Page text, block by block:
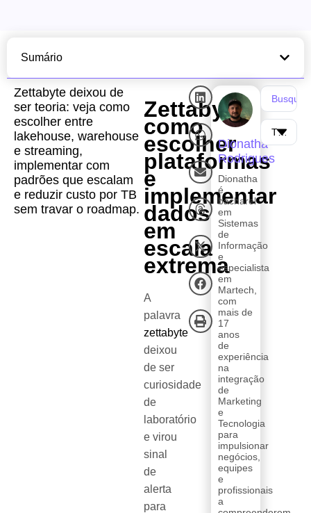
Zettabyte deixou de
ser teoria: veja como
escolher entre
lakehouse, warehouse
e streaming,
implementar com
padrões que escalam
e reduzir custo por TB
sem travar o roadmap.
Zettabyte:
como
escolher
plataformas
e
implementar
dados
em
escala
extrema
A
palavra
zettabyte
deixou
de ser
curiosidade
de
laboratório
e virou
sinal
de
alerta
para
Dionatha
Rodrigues
Dionatha
é
bacharel
em
Sistemas
de
Informação
e
especialista
em
Martech,
com
mais de
17
anos
de
experiência
na
integração
de
Marketing
e
Tecnologia
para
impulsionar
negócios,
equipes
e
profissionais
a
Sumário